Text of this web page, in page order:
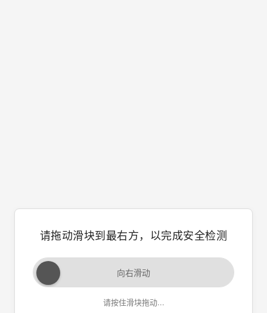
请拖动滑块到最右方，以完成安全检测
向右滑动
请按住滑块拖动...